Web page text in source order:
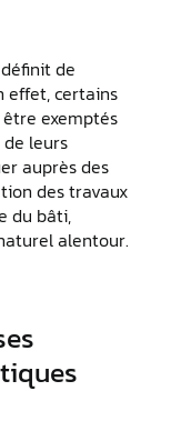
de
effet, certains
exemptés
leurs
auprès des
des travaux
du bâti,
alentour.